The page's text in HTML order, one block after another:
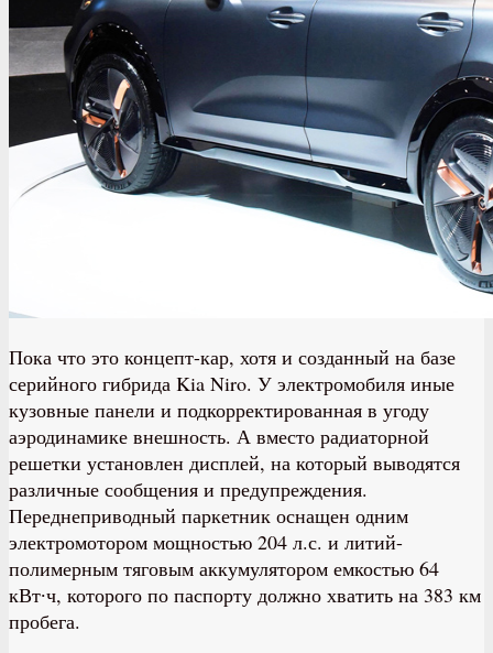
Пока что это концепт-кар, хотя и созданный на базе
серийного гибрида Kia Niro. У электромобиля иные
кузовные панели и подкорректированная в угоду
аэродинамике внешность. А вместо радиаторной
решетки установлен дисплей, на который выводятся
различные сообщения и предупреждения.
Переднеприводный паркетник оснащен одним
электромотором мощностью 204 л.с. и литий-
полимерным тяговым аккумулятором емкостью 64
кВт∙ч, которого по паспорту должно хватить на 383 км
пробега.